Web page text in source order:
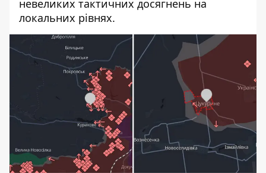
невеликих тактичних досягнень на
локальних рівнях.